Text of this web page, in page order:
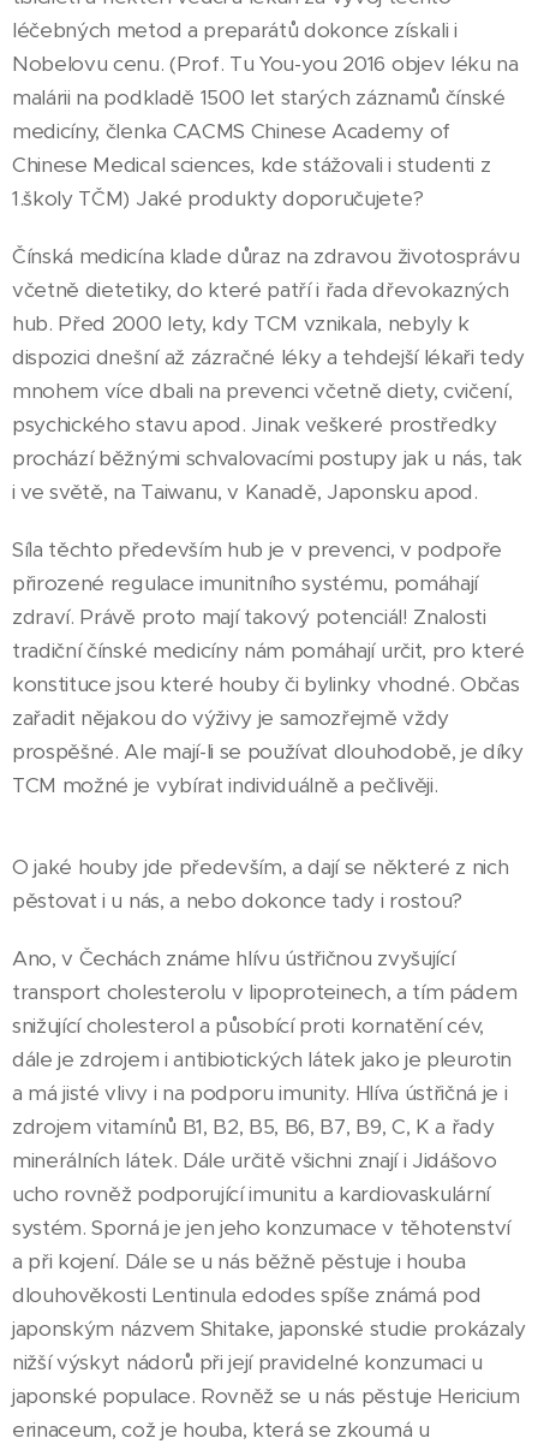
léčebných metod a preparátů dokonce získali i
Nobelovu cenu. (Prof. Tu You-you 2016 objev léku na
malárii na podkladě 1500 let starých záznamů čínské
medicíny, členka CACMS Chinese Academy of
Chinese Medical sciences, kde stážovali i studenti z
1.školy TČM) Jaké produkty doporučujete?
Čínská medicína klade důraz na zdravou životosprávu
včetně dietetiky, do které patří i řada dřevokazných
hub. Před 2000 lety, kdy TCM vznikala, nebyly k
dispozici dnešní až zázračné léky a tehdejší lékaři tedy
mnohem více dbali na prevenci včetně diety, cvičení,
psychického stavu apod. Jinak veškeré prostředky
prochází běžnými schvalovacími postupy jak u nás, tak
i ve světě, na Taiwanu, v Kanadě, Japonsku apod.
Síla těchto především hub je v prevenci, v podpoře
přirozené regulace imunitního systému, pomáhají
zdraví. Právě proto mají takový potenciál! Znalosti
tradiční čínské medicíny nám pomáhají určit, pro které
konstituce jsou které houby či bylinky vhodné. Občas
zařadit nějakou do výživy je samozřejmě vždy
prospěšné. Ale mají-li se používat dlouhodobě, je díky
TCM možné je vybírat individuálně a pečlivěji.
O jaké houby jde především, a dají se některé z nich
pěstovat i u nás, a nebo dokonce tady i rostou?
Ano, v Čechách známe hlívu ústřičnou zvyšující
transport cholesterolu v lipoproteinech, a tím pádem
snižující cholesterol a působící proti kornatění cév,
dále je zdrojem i antibiotických látek jako je pleurotin
a má jisté vlivy i na podporu imunity. Hlíva ústřičná je i
zdrojem vitamínů B1, B2, B5, B6, B7, B9, C, K a řady
minerálních látek. Dále určitě všichni znají i Jidášovo
ucho rovněž podporující imunitu a kardiovaskulární
systém. Sporná je jen jeho konzumace v těhotenství
a při kojení. Dále se u nás běžně pěstuje i houba
dlouhověkosti Lentinula edodes spíše známá pod
japonským názvem Shitake, japonské studie prokázaly
nižší výskyt nádorů při její pravidelné konzumaci u
japonské populace. Rovněž se u nás pěstuje Hericium
erinaceum, což je houba, která se zkoumá u